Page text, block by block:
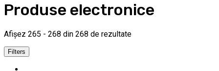
Produse electronice
Afișez 265 - 268 din 268 de rezultate
Filters